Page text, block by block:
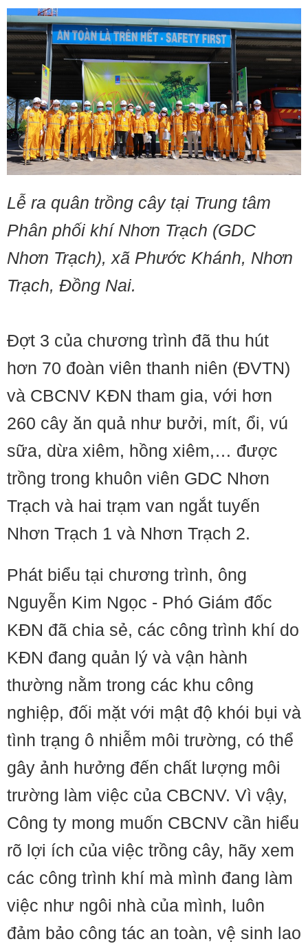
Lễ ra quân trồng cây tại Trung tâm
Phân phối khí Nhơn Trạch (GDC
Nhơn Trạch), xã Phước Khánh, Nhơn
Trạch, Đồng Nai.
Đợt 3 của chương trình đã thu hút
hơn 70 đoàn viên thanh niên (ĐVTN)
và CBCNV KĐN tham gia, với hơn
260 cây ăn quả như bưởi, mít, ổi, vú
sữa, dừa xiêm, hồng xiêm,… được
trồng trong khuôn viên GDC Nhơn
Trạch và hai trạm van ngắt tuyến
Nhơn Trạch 1 và Nhơn Trạch 2.
Phát biểu tại chương trình, ông
Nguyễn Kim Ngọc - Phó Giám đốc
KĐN đã chia sẻ, các công trình khí do
KĐN đang quản lý và vận hành
thường nằm trong các khu công
nghiệp, đối mặt với mật độ khói bụi và
tình trạng ô nhiễm môi trường, có thể
gây ảnh hưởng đến chất lượng môi
trường làm việc của CBCNV. Vì vậy,
Công ty mong muốn CBCNV cần hiểu
rõ lợi ích của việc trồng cây, hãy xem
các công trình khí mà mình đang làm
việc như ngôi nhà của mình, luôn
đảm bảo công tác an toàn, vệ sinh lao